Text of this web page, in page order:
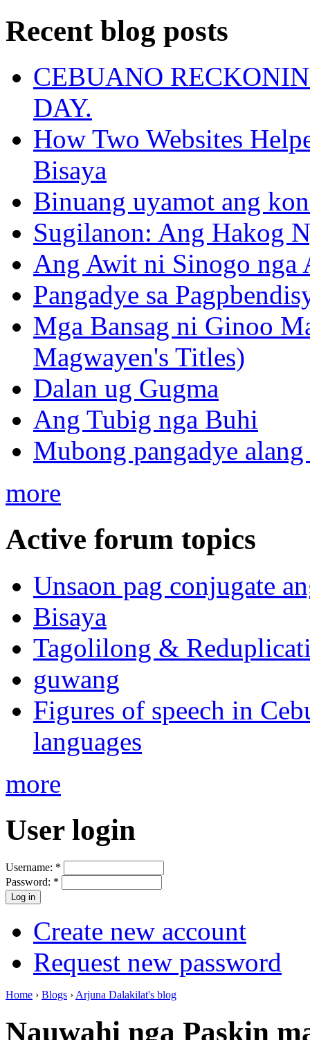
Recent blog posts
CEBUANO
DAY.
How Two Websites
Bisaya
Binuang uyamot ang
Sugilanon: Ang Hakog
Ang Awit ni Sinogo nga
Pangadye sa
Mga Bansag ni Ginoo
Magwayen's Titles)
Dalan ug Gugma
Ang Tubig nga Buhi
Mubong pangadye
more
Active forum topics
Unsaon pag conjugate
Bisaya
Tagolilong &
guwang
Figures of speech in
languages
more
User login
Username: *
Password: *
Create new account
Request new password
Home › Blogs › Arjuna Dalakilat's blog
Nauwahi nga Paskin